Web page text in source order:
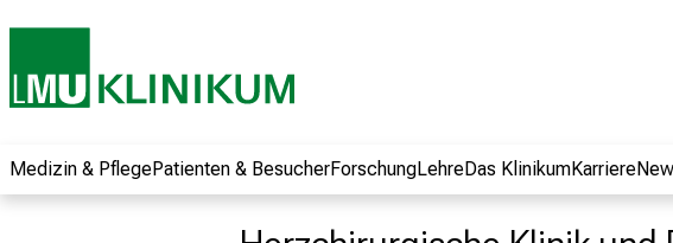
Medizin & PflegePatienten & BesucherForschungLehreDas KlinikumKarriere
Informationen zu
Jobs, Ausbildungen
Weiterbildungen.
Kommen Sie